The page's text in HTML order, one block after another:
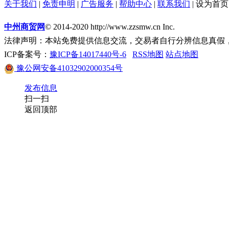
关于我们 | 免责申明 | 广告服务 | 帮助中心 | 联系我们 | 设为首页
中州商贸网© 2014-2020 http://www.zzsmw.cn Inc.
法律声明：本站免费提供信息交流，交易者自行分辨信息真
ICP备案号： 豫ICP备14017440号-6 RSS地图 站点地图
豫公网安备41032902000354号
发布信息
扫一扫
返回顶部